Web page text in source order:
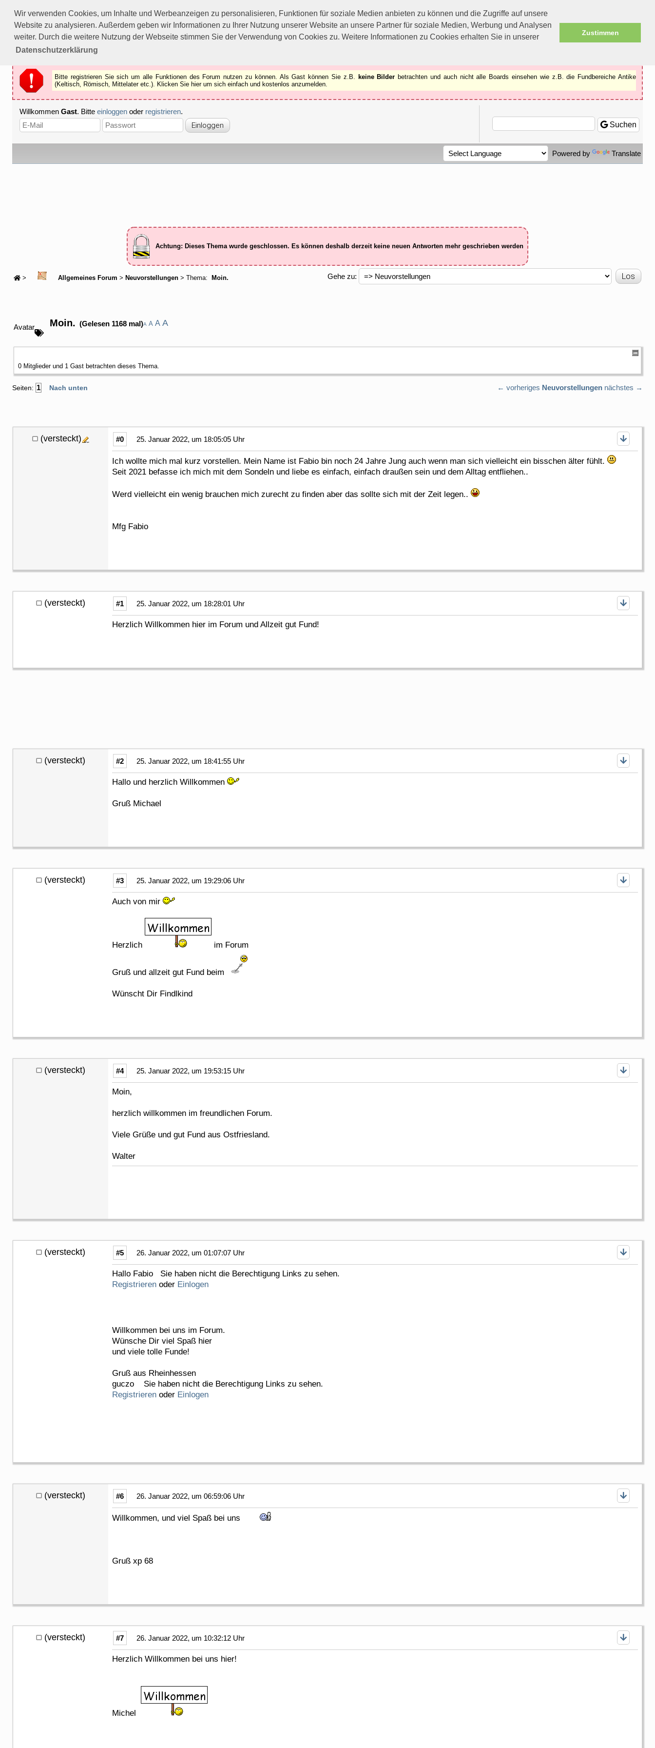
Wir verwenden Cookies, um Inhalte und Werbeanzeigen zu personalisieren, Funktionen für soziale Medien anbieten zu können und die Zugriffe auf unsere
Website zu analysieren. Außerdem geben wir Informationen zu Ihrer Nutzung unserer Website an unsere Partner für soziale Medien, Werbung und Analysen
weiter. Durch die weitere Nutzung der Webseite stimmen Sie der Verwendung von Cookies zu. Weitere Informationen zu Cookies erhalten Sie in unserer
Datenschutzerklärung
Zustimmen
Bitte registrieren Sie sich um alle Funktionen des Forums nutzen zu können.
Als Gast können Sie z.B.keine Bilderbetrachten.
Registrieren
Schliessen
Bitte registrieren Sie sich um alle Funktionen des Forum nutzen zu können. Als Gast können Sie z.B. keine Bilder betrachten und auch nicht alle Boards einsehen wie z.B. die Fundbereiche Antike
(Keltisch, Römisch, Mittelater etc.). Klicken Sie hier um sich einfach und kostenlos anzumelden.
Willkommen Gast. Bitte einloggen oder registrieren.
Suchen
Powered by Translate
Achtung: Dieses Thema wurde geschlossen. Es können deshalb derzeit keine neuen Antworten mehr geschrieben werden
> Allgemeines Forum > Neuvorstellungen > Thema: Moin. Gehe zu:
Avatar Moin. (Gelesen 1168 mal)A A A A
0 Mitglieder und 1 Gast betrachten dieses Thema.
Seiten: 1 Nach unten ← vorheriges Neuvorstellungen nächstes →
(versteckt) #0 25. Januar 2022, um 18:05:05 Uhr
Ich wollte mich mal kurz vorstellen. Mein Name ist Fabio bin noch 24 Jahre Jung auch wenn man sich vielleicht ein bisschen älter fühlt.
Seit 2021 befasse ich mich mit dem Sondeln und liebe es einfach, einfach draußen sein und dem Alltag entfliehen..
Werd vielleicht ein wenig brauchen mich zurecht zu finden aber das sollte sich mit der Zeit legen..
Mfg Fabio
(versteckt) #1 25. Januar 2022, um 18:28:01 Uhr
Herzlich Willkommen hier im Forum und Allzeit gut Fund!
(versteckt) #2 25. Januar 2022, um 18:41:55 Uhr
Hallo und herzlich Willkommen
Gruß Michael
(versteckt) #3 25. Januar 2022, um 19:29:06 Uhr
Auch von mir
Herzlich im Forum
Gruß und allzeit gut Fund beim
Wünscht Dir Findlkind
(versteckt) #4 25. Januar 2022, um 19:53:15 Uhr
Moin,
herzlich willkommen im freundlichen Forum.
Viele Grüße und gut Fund aus Ostfriesland.
Walter
(versteckt) #5 26. Januar 2022, um 01:07:07 Uhr
Hallo Fabio Sie haben nicht die Berechtigung Links zu sehen.
Registrieren oder Einlogen
Willkommen bei uns im Forum.
Wünsche Dir viel Spaß hier
und viele tolle Funde!
Gruß aus Rheinhessen
guczo Sie haben nicht die Berechtigung Links zu sehen.
Registrieren oder Einlogen
(versteckt) #6 26. Januar 2022, um 06:59:06 Uhr
Willkommen, und viel Spaß bei uns
Gruß xp 68
(versteckt) #7 26. Januar 2022, um 10:32:12 Uhr
Herzlich Willkommen bei uns hier!
Michel